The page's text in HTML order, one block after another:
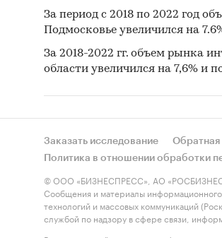
За период с 2018 по 2022 год
Подмосковье увеличился на
За 2018-2022 гг. объем рынка
области увеличился на 7,6% и
Заказать исследование Обратная
Политика в отношении обработки
© ООО «БИЗНЕСПРЕСС», АО
Сообщения и материалы
технологий и массовых коммуникаций
службой по надзору в сфере связи,